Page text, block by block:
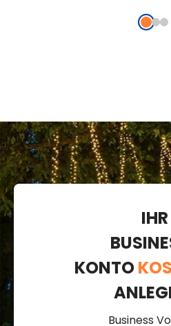
IHR
KONTO
Business